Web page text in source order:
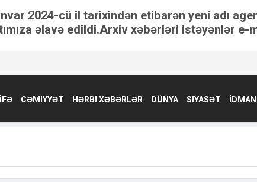
2024-cü il tarixindən etibarən yeni adı
əlavə edildi.Arxiv xəbərləri istəyənlər e-
CƏMIYYƏT HƏRBI XƏBƏRLƏR DÜNYA SIYASƏT İDMAN